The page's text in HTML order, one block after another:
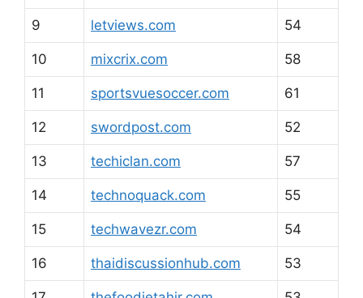
9 letviews.com 54
10 mixcrix.com 58
11 sportsvuesoccer.com 61
12 swordpost.com 52
13 techiclan.com 57
14 technoquack.com 55
15 techwavezr.com 54
16 thaidiscussionhub.com 53